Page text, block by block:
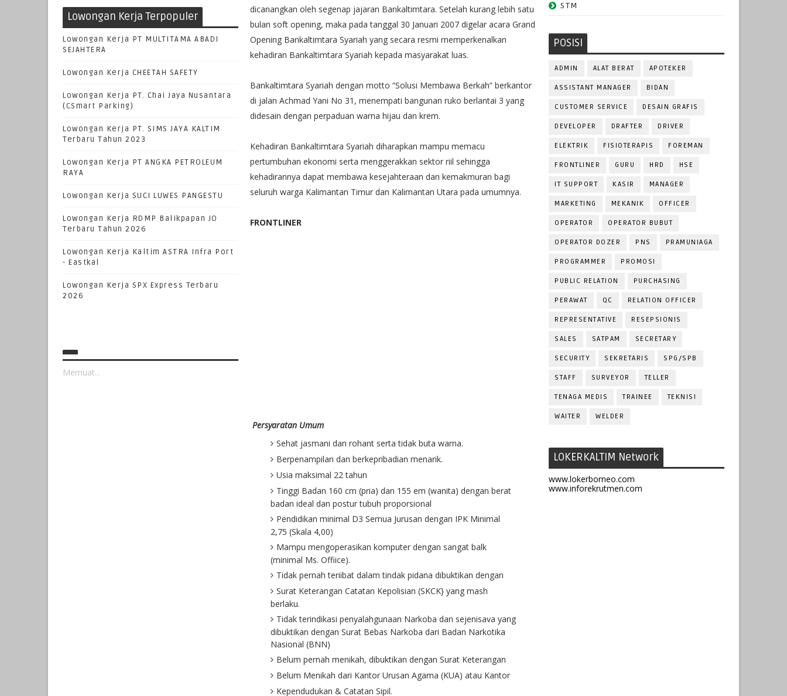
Lowongan Kerja Terpopuler
Lowongan Kerja PT MULTITAMA ABADI
SEJAHTERA
Lowongan Kerja CHEETAH SAFETY
Lowongan Kerja PT. Chai Jaya Nusantara
(CSmart Parking)
Lowongan Kerja PT. SIMS JAYA KALTIM
Terbaru Tahun 2023
Lowongan Kerja PT ANGKA PETROLEUM
RAYA
Lowongan Kerja SUCI LUWES PANGESTU
Lowongan Kerja RDMP Balikpapan JO
Terbaru Tahun 2026
Lowongan Kerja Kaltim ASTRA Infra Port
- Eastkal
Lowongan Kerja SPX Express Terbaru
2026
Memuat...
dicanangkan oleh segenap jajaran Bankaltimtara. Setelah kurang lebih satu
bulan soft opening, maka pada tanggal 30 Januari 2007 digelar acara Grand
Opening Bankaltimtara Syariah yang secara resmi memperkenalkan
kehadiran Bankaltimtara Syariah kepada masyarakat luas.
Bankaltimtara Syariah dengan motto “Solusi Membawa Berkah” berkantor
di jalan Achmad Yani No 31, menempati bangunan ruko berlantai 3 yang
didesain dengan perpaduan warna hijau dan krem.
Kehadiran Bankaltimtara Syariah diharapkan mampu memacu
pertumbuhan ekonomi serta menggerakkan sektor riil sehingga
kehadirannya dapat membawa kesejahteraan dan kemakmuran bagi
seluruh warga Kalimantan Timur dan Kalimantan Utara pada umumnya.
FRONTLINER
Persyaratan Umum
Sehat jasmani dan rohant serta tidak buta warna.
Berpenampilan dan berkepribadian menarik.
Usia maksimal 22 tahun
Tinggi Badan 160 cm (pria) dan 155 em (wanita) dengan berat
badan ideal dan postur tubuh proporsional
Pendidikan minimal D3 Semua Jurusan dengan IPK Minimal
2,75 (Skala 4,00)
Mampu mengoperasikan komputer dengan sangat balk
(minimal Ms. Offiice).
Tidak pernah teriibat dalam tindak pidana dibuktikan dengan
Surat Keterangan Catatan Kepolisian (SKCK} yang mash
berlaku.
Tidak terindikasi penyalahgunaan Narkoba dan sejenisava yang
dibuktikan dengan Surat Bebas Narkoba dari Badan Narkotika
Nasional (BNN)
Belum pernah menikah, dibuktikan dengan Surat Keterangan
Belum Menikah dari Kantor Urusan Agama (KUA) atau Kantor
Kependudukan & Catatan Sipil.
STM
POSISI
ADMIN ALAT BERAT APOTEKER
ASSISTANT MANAGER BIDAN
CUSTOMER SERVICE DESAIN GRAFIS
DEVELOPER DRAFTER DRIVER
ELEKTRIK FISIOTERAPIS FOREMAN
FRONTLINER GURU HRD HSE
IT SUPPORT KASIR MANAGER
MARKETING MEKANIK OFFICER
OPERATOR OPERATOR BUBUT
OPERATOR DOZER PNS PRAMUNIAGA
PROGRAMMER PROMOSI
PUBLIC RELATION PURCHASING
PERAWAT QC RELATION OFFICER
REPRESENTATIVE RESEPSIONIS
SALES SATPAM SECRETARY
SECURITY SEKRETARIS SPG/SPB
STAFF SURVEYOR TELLER
TENAGA MEDIS TRAINEE TEKNISI
WAITER WELDER
LOKERKALTIM Network
www.lokerborneo.com
www.inforekrutmen.com